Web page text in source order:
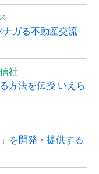
ガる不動産交流
社
方法を伝授 いえら
を開発・提供する